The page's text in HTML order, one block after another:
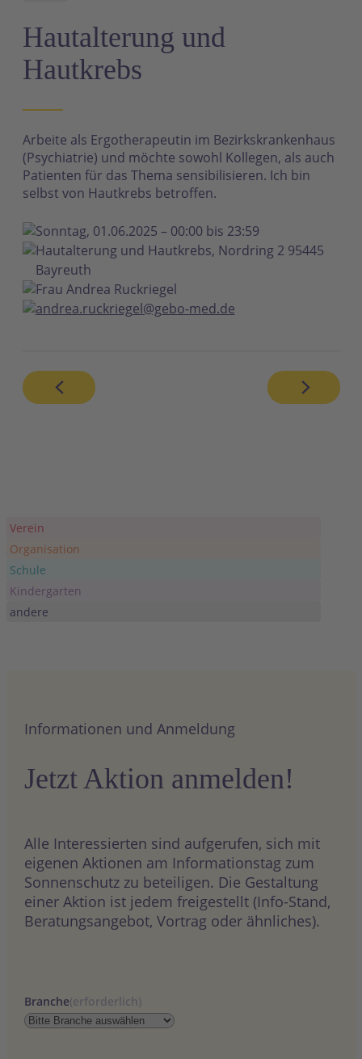
Hautalterung und
Hautkrebs
Arbeite als Ergotherapeutin im Bezirkskrankenhaus
(Psychiatrie) und möchte sowohl Kollegen, als auch
Patienten für das Thema sensibilisieren. Ich bin
selbst von Hautkrebs betroffen.
Sonntag, 01.06.2025 – 00:00 bis 23:59
Hautalterung und Hautkrebs, Nordring 2 95445
Bayreuth
Frau Andrea Ruckriegel
andrea.ruckriegel@gebo-med.de
Verein
Organisation
Schule
Kindergarten
andere
Informationen und Anmeldung
Jetzt Aktion anmelden!
Alle Interessierten sind aufgerufen, sich mit
eigenen Aktionen am Informationstag zum
Sonnenschutz zu beteiligen. Die Gestaltung
einer Aktion ist jedem freigestellt (Info-Stand,
Beratungsangebot, Vortrag oder ähnliches).
Branche(erforderlich)